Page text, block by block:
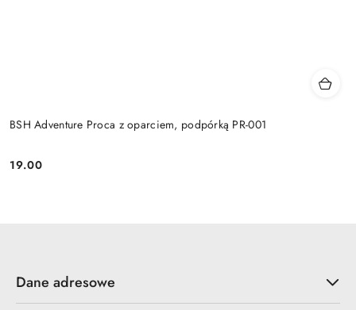
BSH Adventure Proca z oparciem, podpórką PR-001
Cena:
19.00
Dane adresowe